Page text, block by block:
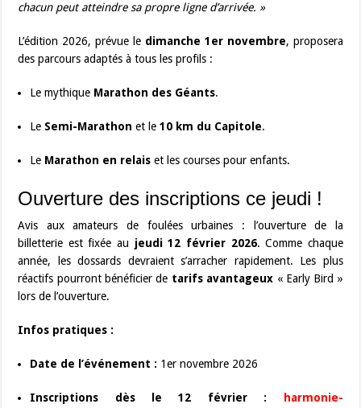
chacun peut atteindre sa propre ligne d’arrivée. »
L’édition 2026, prévue le dimanche 1er novembre, proposera
des parcours adaptés à tous les profils :
Le mythique Marathon des Géants.
Le Semi-Marathon et le10 km du Capitole.
Le Marathon en relais et les courses pour enfants.
Ouverture des inscriptions ce jeudi !
Avis aux amateurs de foulées urbaines : l’ouverture de la
billetterie est fixée au jeudi 12 février 2026. Comme chaque
année, les dossards devraient s’arracher rapidement. Les plus
réactifs pourront bénéficier de tarifs avantageux « Early Bird »
lors de l’ouverture.
Infos pratiques :
Date de l’événement : 1er novembre 2026
Inscriptions dès le 12 février :
harmonie-